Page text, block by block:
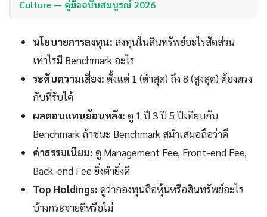
Culture — คู่มือฉบับสมบูรณ์ 2026
นโยบายการลงทุน: ลงทุนในสินทรัพย์อะไรสัดส่วน
เท่าไรมี Benchmark อะไร
ระดับความเสี่ยง: ตั้งแต่ 1 (ต่ำสุด) ถึง 8 (สูงสุด) ต้องตรง
กับที่รับได้
ผลตอบแทนย้อนหลัง: ดู 1 ปี 3 ปี 5 ปีเทียบกับ
Benchmark ถ้าชนะ Benchmark สม่ำเสมอถือว่าดี
ค่าธรรมเนียม: ดู Management Fee, Front-end Fee,
Back-end Fee ยิ่งต่ำยิ่งดี
Top Holdings: ดูว่ากองทุนถือหุ้นหรือสินทรัพย์อะไร
บ้างกระจายดีหรือไม่